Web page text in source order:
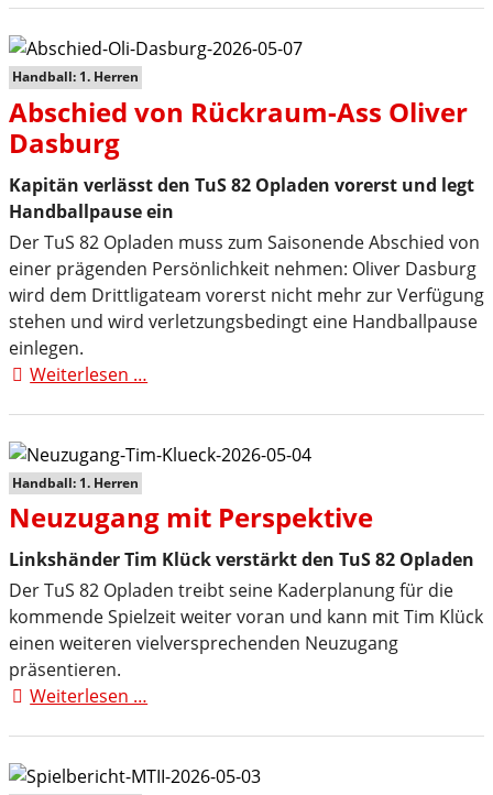
TuS
Handball: 1. Herren
Abschied von Rückraum-Ass Oliver
Dasburg
Kapitän verlässt den TuS 82 Opladen vorerst und legt
Handballpause ein
Der TuS 82 Opladen muss zum Saisonende Abschied von
einer prägenden Persönlichkeit nehmen: Oliver Dasburg
wird dem Drittligateam vorerst nicht mehr zur Verfügung
stehen und wird verletzungsbedingt eine Handballpause
einlegen.
Weiterlesen …
Ass
Dasburg
Handball: 1. Herren
Neuzugang mit Perspektive
Linkshänder Tim Klück verstärkt den TuS 82 Opladen
Der TuS 82 Opladen treibt seine Kaderplanung für die
kommende Spielzeit weiter voran und kann mit Tim Klück
einen weiteren vielversprechenden Neuzugang
präsentieren.
Weiterlesen …